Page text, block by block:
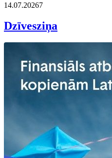
14.07.20267
Dzīvesziņa